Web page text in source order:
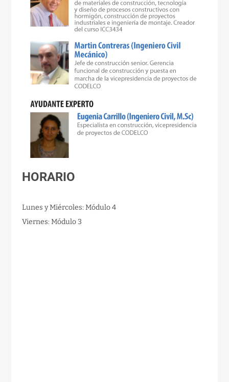
HORARIO
Lunes y Miércoles: Módulo 4
Viernes: Módulo 3